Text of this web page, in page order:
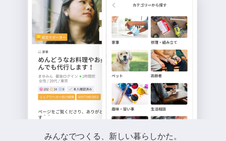
みんなでつくる、新しい暮らしかた。